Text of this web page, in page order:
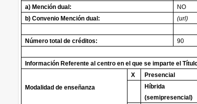
a) Mención dual:
NO
b) Convenio Mención dual:
(url)
Número total de créditos: 90
Información Referente al centro en el que se imparte el
Modalidad de enseñanza
X Presencial
Híbrida
(semipresencial)